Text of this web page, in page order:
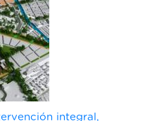
integral,